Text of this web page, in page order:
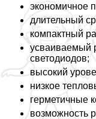
экономичное
длительный
компактный
усваиваемый
светодиодов;
высокий
низкое
герметичные
возможность